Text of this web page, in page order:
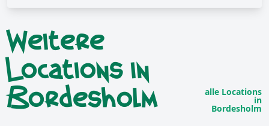
Weitere
Locations in
Bordesholm
alle Locations
in
Bordesholm